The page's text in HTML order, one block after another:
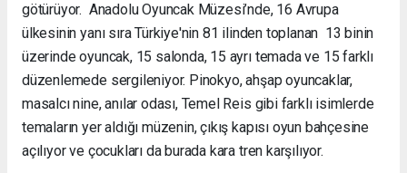
götürüyor. Anadolu Oyuncak Müzesi’nde, 16 Avrupa
ülkesinin yanı sıra Türkiye'nin 81 ilinden toplanan 13 binin
üzerinde oyuncak, 15 salonda, 15 ayrı temada ve 15 farklı
düzenlemede sergileniyor. Pinokyo, ahşap oyuncaklar,
masalcı nine, anılar odası, Temel Reis gibi farklı isimlerde
temaların yer aldığı müzenin, çıkış kapısı oyun bahçesine
açılıyor ve çocukları da burada kara tren karşılıyor.